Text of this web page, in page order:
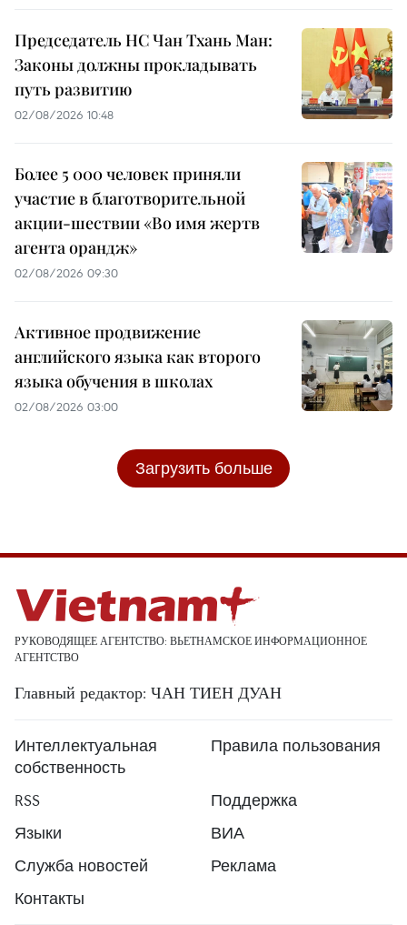
Председатель НС Чан Тхань Ман:
Законы должны прокладывать
путь развитию
02/08/2026 10:48
Более 5 000 человек приняли
участие в благотворительной
акции-шествии «Во имя жертв
агента орандж»
02/08/2026 09:30
Активное продвижение
английского языка как второго
языка обучения в школах
02/08/2026 03:00
Загрузить больше
РУКОВОДЯЩЕЕ АГЕНТСТВО: ВЬЕТНАМСКОЕ ИНФОРМАЦИОННОЕ
АГЕНТСТВО
Главный редактор: ЧАН ТИЕН ДУАН
Интеллектуальная
собственность
Правила пользования
RSS
Поддержка
Языки
ВИА
Служба новостей
Реклама
Контакты